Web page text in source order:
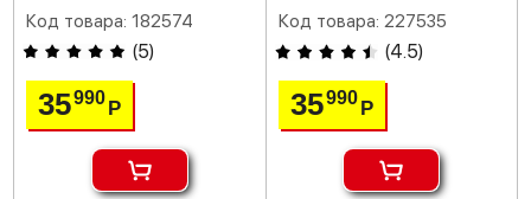
Код товара: 182574
(5)
35990Р
Код товара: 227535
(4.5)
35990 Р